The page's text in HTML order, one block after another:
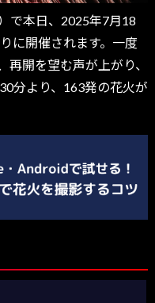
で本日、2025年7月18
に開催されます。一度
開を望む声が上がり、
分より、163発の花火が